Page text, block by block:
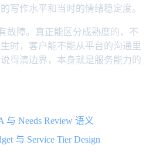
写作水平和当时的情绪稳定度。
故障。真正能区分成熟度的，不
时，客户能不能从平台的沟通里
得清边界，本身就是服务能力的
与 Needs Review 语义
与 Service Tier Design